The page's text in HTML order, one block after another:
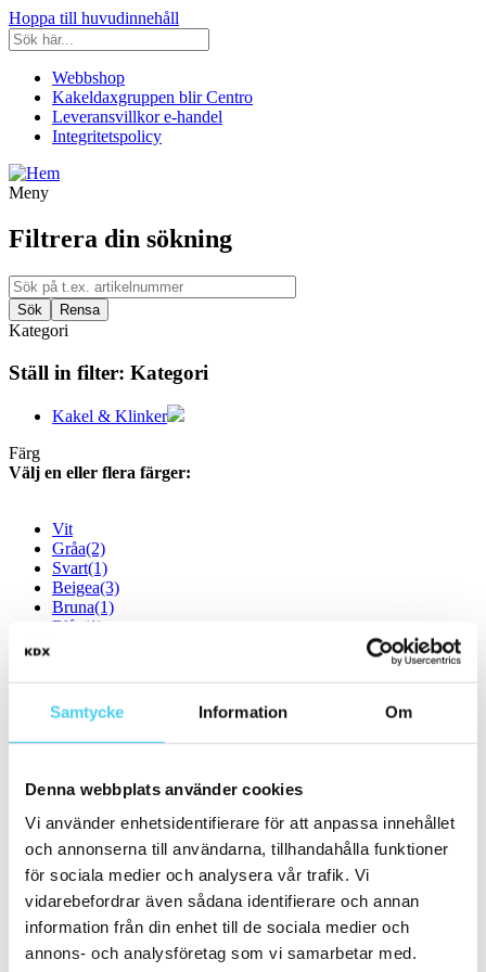
Samtycke Information Om
Denna webbplats använder cookies
Vi använder enhetsidentifierare för att anpassa innehållet
och annonserna till användarna, tillhandahålla funktioner
för sociala medier och analysera vår trafik. Vi
vidarebefordrar även sådana identifierare och annan
information från din enhet till de sociala medier och
annons- och analysföretag som vi samarbetar med.
Hoppa till huvudinnehåll
Webbshop
Kakeldaxgruppen blir Centro
Leveransvillkor e-handel
Integritetspolicy
Meny
Filtrera din sökning
Kategori
Ställ in filter: Kategori
Kakel & Klinker
Färg
Välj en eller flera färger:
Vit
Gråa(2)
Svart(1)
Beigea(3)
Bruna(1)
Blåa
(1)
Filtrera efter storlek:
Små (5 - 20 cm)(4)
6x25 cm(1)
ca 10x(2)
10x10 cm(1)
ca 10x30 cm(1)
10x30 cm(1)
ca 15x
ca 20x(1)
20x5 cm(1)